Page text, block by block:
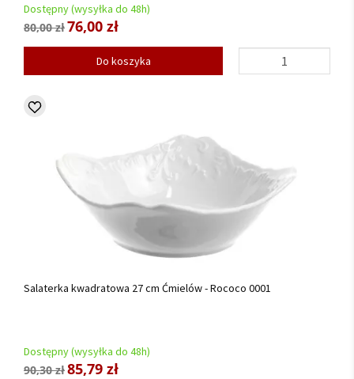
Dostępny (wysyłka do 48h)
80,00 zł76,00 zł
Do koszyka
Salaterka kwadratowa 27 cm Ćmielów - Rococo 0001
Dostępny (wysyłka do 48h)
90,30 zł85,79 zł